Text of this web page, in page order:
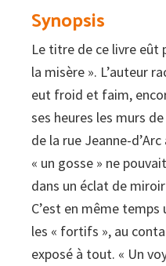
Synopsis
Le titre de ce livre eût
la misère ». L’auteur
eut froid et faim,
ses heures les murs
de la rue Jeanne-
« un gosse » ne
dans un éclat de
C’est en même temps
les « fortifs », au
exposé à tout. « Un